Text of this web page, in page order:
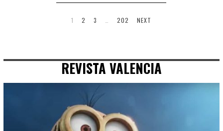
1 2 3 202 NEXT
REVISTA VALENCIA